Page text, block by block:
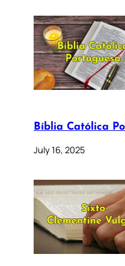
Bíblia Católica
July 16, 2025